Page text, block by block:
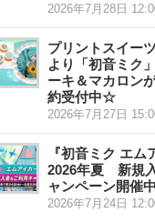
2026年7月28日
プリントスイー
より「初音ミク
ーキ＆マカロン
約受付中☆
2026年7月27日
『初音ミク エム
2026年夏 新規
ャンペーン開催
2026年7月24日